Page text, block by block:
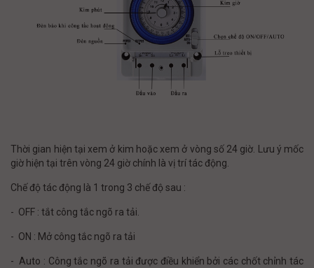
Thời gian hiện tại xem ở kim hoặc xem ở vòng số 24 giờ. Lưu ý mốc
giờ hiện tại trên vòng 24 giờ chính là vị trí tác động.
Chế độ tác động là 1 trong 3 chế độ sau :
- OFF : tắt công tắc ngõ ra tải.
- ON : Mở công tắc ngõ ra tải
- Auto : Công tắc ngõ ra tải được điều khiển bởi các chốt chỉnh tác